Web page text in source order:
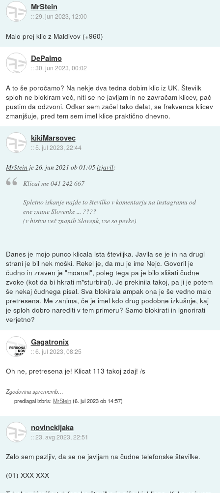
MrStein
::29. jun 2023, 12:00
Malo prej klic z Maldivov (+960)
DePalmo
::30. jun 2023, 00:02
A to še poročamo? Na nekje dva tedna dobim klic iz UK. Številk
sploh ne blokiram več, niti se ne javljam in ne zavračam klicev, pač
pustim da odzvoni. Odkar sem začel tako delat, se frekvenca klicev
zmanjšuje, pred tem sem imel klice praktično dnevno.
kikiMarsovec
:: 5. jul 2023, 22:44
MrStein je26. jun 2021 ob 01:05izjavil:
Klical me 041 242 667
Spletno iskanje najde to številko v komentarju na instagramu od
ene znane Slovenke ... ????
(v bistvu več znanih Slovenk, vse so pevke)
Danes je mojo punco klicala ista številjka. Javila se je in na drugi
strani je bil nek moški. Rekel je, da mu je ime Nejc. Govoril je
čudno in zraven je "moanal", poleg tega pa je bilo slišati čudne
zvoke (kot da bi hkrati m*sturbiral). Je prekinila takoj, pa ji je potem
še nekaj čudnega pisal. Sva blokirala ampak ona je še vedno malo
pretresena. Me zanima, če je imel kdo drug podobne izkušnje, kaj
je sploh dobro narediti v tem primeru? Samo blokirati in ignorirati
verjetno?
Gagatronix
::6. jul 2023, 08:25
Oh ne, pretresena je! Klicat 113 takoj zdaj! /s
Zgodovina sprememb…
predlagal izbris:MrStein(6. jul 2023 ob 14:57)
novinckijaka
::23. avg 2023, 22:51
Zelo sem pazljiv, da se ne javljam na čudne telefonske številke.
(01) XXX XXX